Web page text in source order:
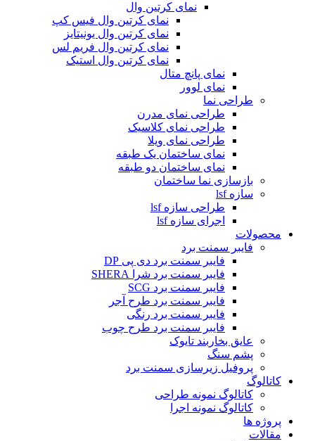
نمای کرتین وال
نمای کرتین وال فیس کپ
نمای کرتین وال یونیتایز
نمای کرتین وال فریم لس
نمای کرتین وال استیک
نمای پانچ متال
نمای لوور
طراحی نما
طراحی نمای مدرن
طراحی نمای کلاسیک
طراحی نمای ویلا
نمای ساختمان یک طبقه
نمای ساختمان دو طبقه
بازسازی نما ساختمان
سازه lsf
طراحی سازه lsf
اجرای سازه lsf
محصولات
فایبر سمنت برد
فایبر سمنت برد دی پی DP
فایبر سمنت برد شرا SHERA
فایبر سمنت برد SCG
فایبر سمنت برد طرح آجر
فایبر سمنت برد رنگی
فایبر سمنت برد طرح چوب
عایق بخاربند تایوک
پشم سنگ
پروفیل زیرسازی سمنت برد
کاتالوگ
کاتالوگ نمونه طراحی
کاتالوگ نمونه اجرا
پروژه ها
مقالات